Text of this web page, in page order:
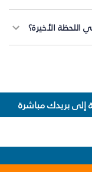
الأخيرة؟
بريدك مباشرة